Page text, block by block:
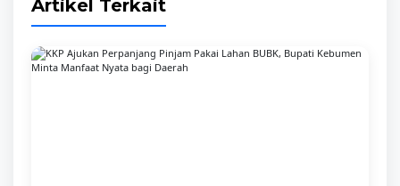
Artikel Terkait